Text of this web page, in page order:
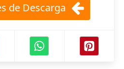
de Descarga